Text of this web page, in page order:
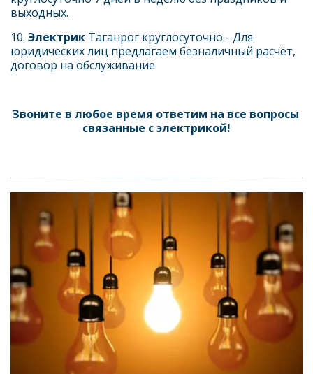
выходных.
10. Электрик Таганрог круглосуточно - Для
юридических лиц предлагаем безналичный расчёт,
договор на обслуживание
Звоните в любое время ответим на все вопросы
связанные с электрикой!